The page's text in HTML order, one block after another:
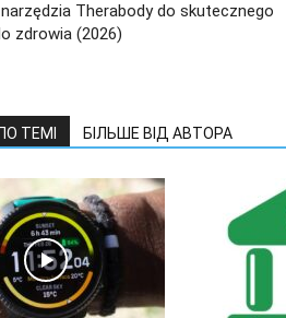
Therabody do skutecznego
zdrowia (2026)
ТЕМІ БІЛЬШЕ ВІД АВТОРА